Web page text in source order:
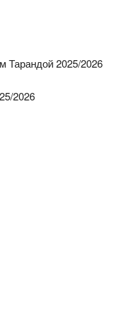
Тарандой 2025/2026
2026